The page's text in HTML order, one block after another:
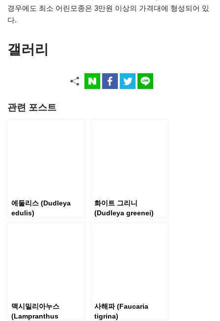
경우에도 최소 어린모종은 3만원 이상의 가격대에 형성되어 있
다.
갤러리
관련 포스트
에둘리스 (Dudleya
edulis)
화이트 그리니
(Dudleya greenei)
맥시밀리아누스
(Lampranthus
사해파 (Faucaria
tigrina)